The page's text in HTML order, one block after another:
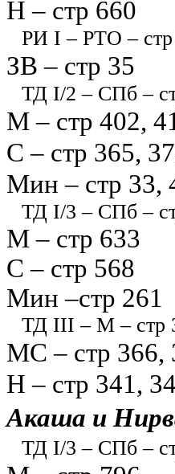
Н – стр 660
РИ I – РТО –
ЗВ – стр 35
ТД I/2 – СПб –
М – стр 402,
С – стр 365,
Мин – стр 33,
ТД I/3 – СПб –
М – стр 633
С – стр 568
Мин –стр 261
ТД III – М – стр
МС – стр 366,
Н – стр 341,
Акаша и
ТД I/3 – СПб –